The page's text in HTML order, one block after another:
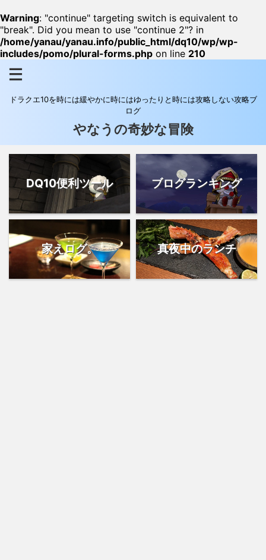
Warning: "continue" targeting switch is equivalent to
"break". Did you mean to use "continue 2"? in
/home/yanau/yanau.info/public_html/dq10/wp/wp-
includes/pomo/plural-forms.php on line 210
ドラクエ10を時には緩やかに時にはゆったりと時には攻略しない攻略ブ
ログ
やなうの奇妙な冒険
DQ10便利ツール ブログランキング
家えログ。 真夜中のランチ